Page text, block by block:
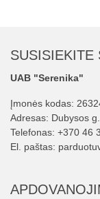
SUSISIEKITE
UAB "Serenika"
Įmonės kodas:
Adresas: Dubysos
Telefonas: +370 46
El. paštas: